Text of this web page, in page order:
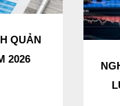
QUẢN
2026